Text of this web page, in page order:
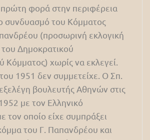
πρώτη φορά στην περιφέρεια
συνδυασμό του Κόμματος
(προσωρινή εκλογική
Δημοκρατικού
Κόμματος) χωρίς να εκλεγεί.
1951 δεν συμμετείχε. Ο Σπ.
βουλευτής Αθηνών στις
με τον Ελληνικό
τον οποίο είχε συμπράξει
του Γ. Παπανδρέου και